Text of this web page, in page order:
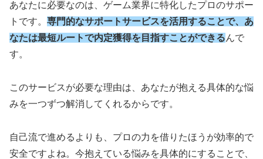
あなたに必要なのは、ゲーム業界に特化したプロのサポー
トです。 専門的なサポートサービスを活用することで、あ
なたは最短ルートで内定獲得を目指すことができるんで
す。
このサービスが必要な理由は、あなたが抱える具体的な悩
みを一つずつ解消してくれるからです。
自己流で進めるよりも、プロの力を借りたほうが効率的で
安全ですよね。今抱えている悩みを具体的にすることで、